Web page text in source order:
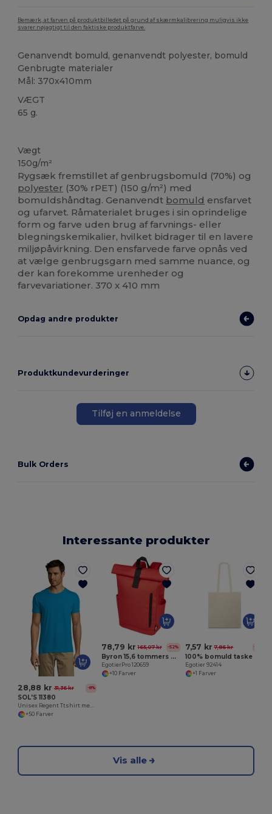
Bemærk, at farven på produktbilledet på grund af skærmkalibrering muligvis ikke
svarer nøjagtigt til den faktiske produktfarve.
Genanvendt bomuld, genanvendt polyester, bomuld
Genbrugte materialer
Mål: 370x410mm
VÆGT
65 g.
Vægt
150g/m²
Rygsæk fremstillet af genbrugsbomuld (70%) og
polyester (30% rPET) (150 g/m²) med
bomuldshåndtag. Genanvendt bomuld ensfarvet
og ufarvet. Råmaterialet bruges i sin oprindelige
form og farve uden brug af farvnings- eller
blegningskemikalier, hvilket bidrager til en lavere
miljøpåvirkning. Den ensfarvede farve opnås ved
at vælge genbrugsgarn med samme nuance, og
der kan forekomme urenheder og
farvevariationer. 370 x 410 mm
Opdag andre produkter
Produktkundevurderinger
Tilføj en anmeldelse
Bulk Orders
Interessante produkter
28,88 kr 31,36 kr -8%
SOL'S 11380
+50 Farver
78,79 kr 165,07 kr -52%
Byron 15,6 tommers GRS RPET foldbar top rygsæk 18 L
EgotierPro 120659
+10 Farver
7,57 kr 7,86 kr -4%
Egotier 92414
+1 Farver
Vis alle